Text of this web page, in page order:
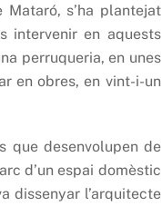
Mataró, s’ha plantejat
intervenir en aquests
perruqueria, en unes
en obres, en vint-i-un
que desenvolupen de
d’un espai domèstic
dissenyar l’arquitecte